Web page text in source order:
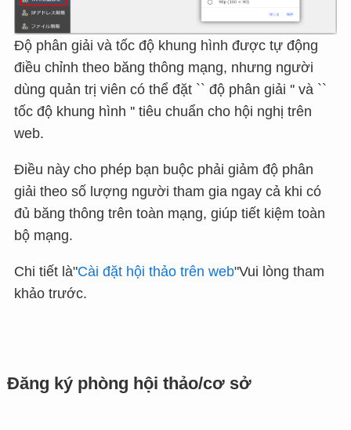
Độ phân giải và tốc độ khung hình được tự động
điều chỉnh theo băng thông mạng, nhưng người
dùng quản trị viên có thể đặt `` độ phân giải '' và ``
tốc độ khung hình '' tiêu chuẩn cho hội nghị trên
web.
Điều này cho phép bạn buộc phải giảm độ phân
giải theo số lượng người tham gia ngay cả khi có
đủ băng thông trên toàn mạng, giúp tiết kiệm toàn
bộ mạng.
Chi tiết là"Cài đặt hội thảo trên web"Vui lòng tham
khảo trước.
Đăng ký phòng hội thảo/cơ sở